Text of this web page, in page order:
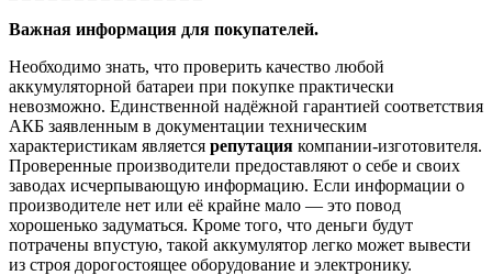
Важная информация для покупателей.
Необходимо знать, что проверить качество любой
аккумуляторной батареи при покупке практически
невозможно. Единственной надёжной гарантией соответствия
АКБ заявленным в документации техническим
характеристикам является репутация компании-изготовителя.
Проверенные производители предоставляют о себе и своих
заводах исчерпывающую информацию. Если информации о
производителе нет или её крайне мало — это повод
хорошенько задуматься. Кроме того, что деньги будут
потрачены впустую, такой аккумулятор легко может вывести
из строя дорогостоящее оборудование и электронику.